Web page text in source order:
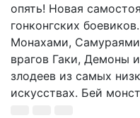
опять! Новая
гонконгских
Монахами,
врагов Гаки, Демоны
злодеев из самых
искусствах. Бей